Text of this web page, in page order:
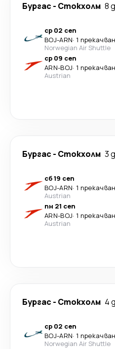
Бургас - Стoкхолм 8
ср 02 сеп
BOJ-ARN· 1
Norwegian Air Shuttle
ср 09 сеп
ARN-BOJ· 1
Austrian
Бургас - Стoкхолм 3
сб 19 сеп
BOJ-ARN· 1
Austrian
пн 21 сеп
ARN-BOJ· 1
Austrian
Бургас - Стoкхолм 4
ср 02 сеп
BOJ-ARN· 1
Norwegian Air Shuttle